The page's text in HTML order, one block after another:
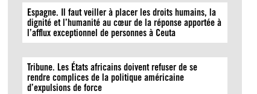
Espagne. Il faut veiller à placer les droits humains, la
dignité et l’humanité au cœur de la réponse apportée à
l’afflux exceptionnel de personnes à Ceuta
Tribune. Les États africains doivent refuser de se
rendre complices de la politique américaine
d’expulsions de force